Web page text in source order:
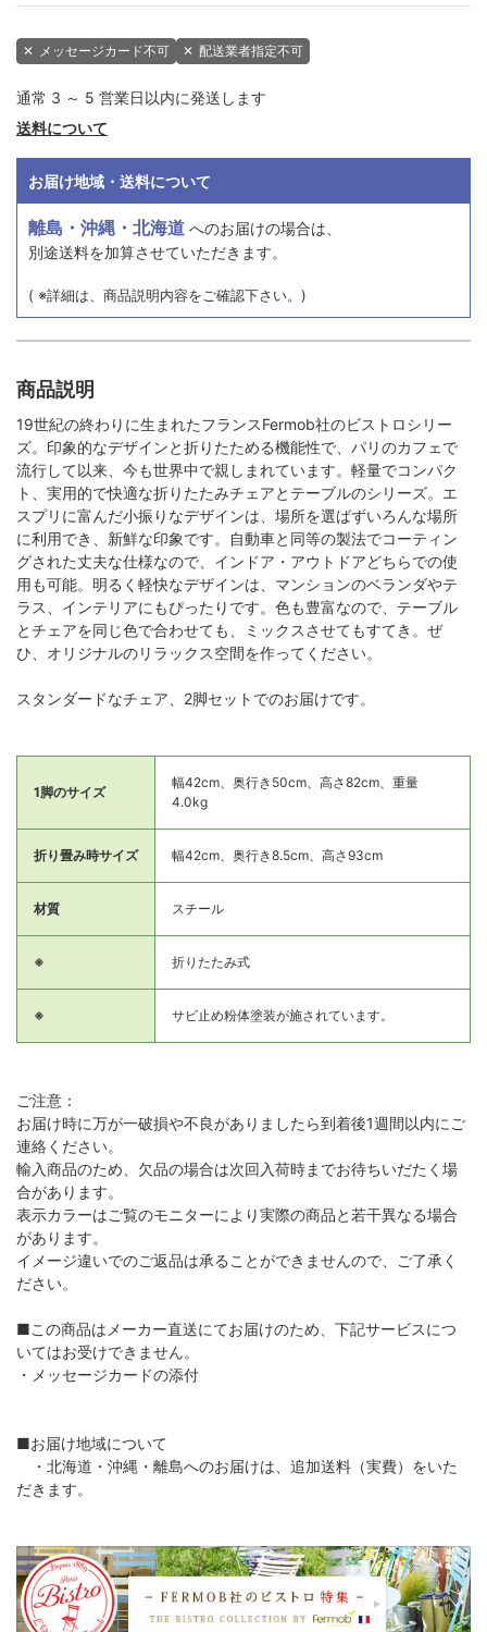
✕ メッセージカード不可 ✕ 配送業者指定不可
通常 3 ～ 5 営業日以内に発送します
送料について
お届け地域・送料について
離島・沖縄・北海道 へのお届けの場合は、
別途送料を加算させていただきます。
( ※詳細は、商品説明内容をご確認下さい。)
商品説明
19世紀の終わりに生まれたフランスFermob社のビストロシリー
ズ。印象的なデザインと折りたためる機能性で、パリのカフェで
流行して以来、今も世界中で親しまれています。軽量でコンパク
ト、実用的で快適な折りたたみチェアとテーブルのシリーズ。エ
スプリに富んだ小振りなデザインは、場所を選ばずいろんな場所
に利用でき、新鮮な印象です。自動車と同等の製法でコーティン
グされた丈夫な仕様なので、インドア・アウトドアどちらでの使
用も可能。明るく軽快なデザインは、マンションのベランダやテ
ラス、インテリアにもぴったりです。色も豊富なので、テーブル
とチェアを同じ色で合わせても、ミックスさせてもすてき。ぜ
ひ、オリジナルのリラックス空間を作ってください。
スタンダードなチェア、2脚セットでのお届けです。
1脚のサイズ
幅42cm、奥行き50cm、高さ82cm、重量
4.0kg
折り畳み時サイズ 幅42cm、奥行き8.5cm、高さ93cm
材質 スチール
※ 折りたたみ式
※ サビ止め粉体塗装が施されています。
ご注意：
お届け時に万が一破損や不良がありましたら到着後1週間以内にご
連絡ください。
輸入商品のため、欠品の場合は次回入荷時までお待ちいだたく場
合があります。
表示カラーはご覧のモニターにより実際の商品と若干異なる場合
があります。
イメージ違いでのご返品は承ることができませんので、ご了承く
ださい。
■この商品はメーカー直送にてお届けのため、下記サービスにつ
いてはお受けできません。
・メッセージカードの添付
■お届け地域について
・北海道・沖縄・離島へのお届けは、追加送料（実費）をいた
だきます。